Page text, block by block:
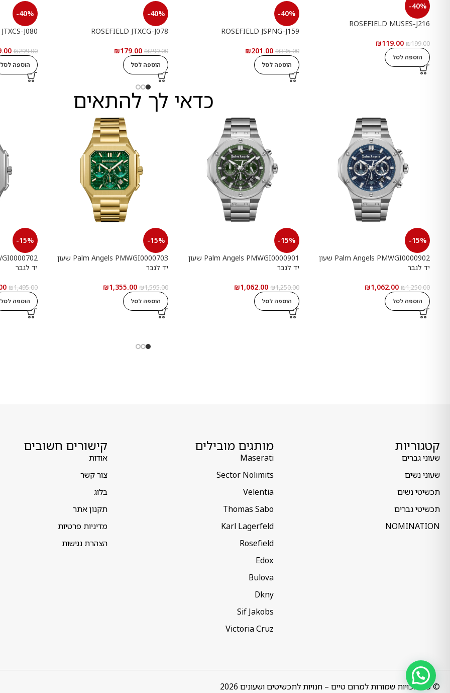
-40%
ROSEFIELD MUSES-J216
₪199.00
₪119.00
הוספה לסל
-40%
ROSEFIELD JSPNG-J159
₪335.00
₪201.00
הוספה לסל
-40%
ROSEFIELD JTXCG-J078
₪299.00
₪179.00
הוספה לסל
-40%
J080
₪299.00
הוספה לסל
כדאי לך להתאים
-15%
Palm Angels PMWGI0000902 שעון
יד לגבר
₪1,250.00
₪1,062.00
הוספה לסל
-15%
Palm Angels PMWGI0000901 שעון
יד לגבר
₪1,250.00
₪1,062.00
הוספה לסל
-15%
Palm Angels PMWGI0000703 שעון
יד לגבר
₪1,595.00
₪1,355.00
הוספה לסל
-15%
יד לגבר
₪1,495.00
הוספה לסל
קטגוריות
שעוני גברים
שעוני נשים
תכשיטי נשים
תכשיטי גברים
NOMINATION
מותגים מובילים
Maserati
Sector Nolimits
Velentia
Thomas Sabo
Karl Lagerfeld
Rosefield
Edox
Bulova
Dkny
Sif Jakobs
Victoria Cruz
קישורים חשובים
אודות
צור קשר
בלוג
תקנון אתר
מדיניות פרטיות
הצהרת נגישות
© כל הזכויות שמורות למרום טיים – חנויות לתכשיטים ושעונים 2026